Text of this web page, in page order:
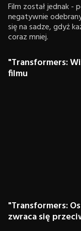
Film został jednak -
negatywnie
się na sadze, gdyż
coraz mniej.
"Transformers:
filmu
"Transformers:
zwraca się